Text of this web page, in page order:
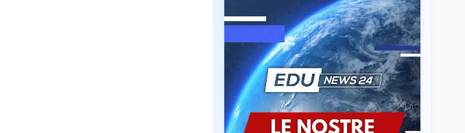
dei minatori morti a
Marcinelle nel 1956
Università statali, il
Fondo ordinario 2026
sale a 9,415 miliardi, c'è
la firma della ministra
Bernini sul decreto
Tecnologia8 ago
Il cloaking selettivo di
Time: ads invisibili solo
per i chatbot AI